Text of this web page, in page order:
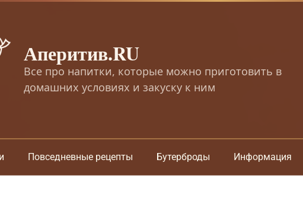
Аперитив.RU
Все про напитки, которые можно приготовить в
домашних условиях и закуску к ним
Повседневные рецепты Бутерброды Информация